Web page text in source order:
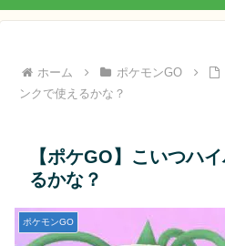
ホーム ポケモンGO
ンクで使えるかな？
【ポケGO】こいつハ
るかな？
ポケモンGO